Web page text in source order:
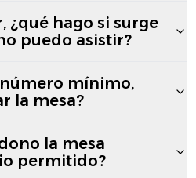
¿qué hago si surge
puedo asistir?
mínimo,
la mesa?
la mesa
permitido?